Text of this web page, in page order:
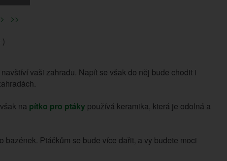
>
>>
)
vaši zahradu. Napít se však do něj bude chodit i
na pítko pro ptáky používá keramika, která je odolná a
Ptáčkům se bude více dařit, a vy budete moci